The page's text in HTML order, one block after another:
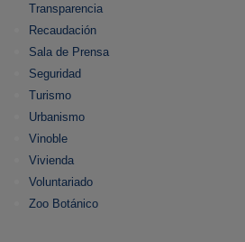
Transparencia
Recaudación
Sala de Prensa
Seguridad
Turismo
Urbanismo
Vinoble
Vivienda
Voluntariado
Zoo Botánico